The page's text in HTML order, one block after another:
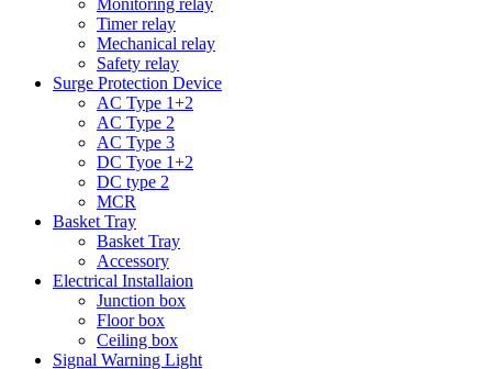
Timer relay
Mechanical relay
Safety relay
Surge Protection Device
AC Type 1+2
AC Type 2
AC Type 3
DC Tyoe 1+2
DC type 2
MCR
Basket Tray
Basket Tray
Accessory
Electrical Installaion
Junction box
Floor box
Ceiling box
Signal Warning Light